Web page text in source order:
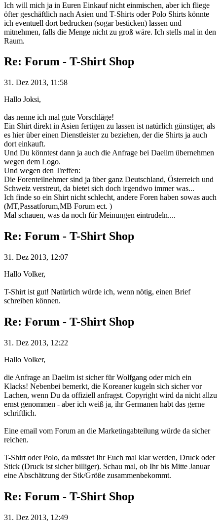
Ich will mich ja in Euren Einkauf nicht einmischen, aber ich fliege
öfter geschäftlich nach Asien und T-Shirts oder Polo Shirts könnte
ich eventuell dort bedrucken (sogar besticken) lassen und
mitnehmen, falls die Menge nicht zu groß wäre. Ich stells mal in den
Raum.
Re: Forum - T-Shirt Shop
31. Dez 2013, 11:58
Hallo Joksi,
das nenne ich mal gute Vorschläge!
Ein Shirt direkt in Asien fertigen zu lassen ist natürlich günstiger, als
es hier über einen Dienstleister zu beziehen, der die Shirts ja auch
dort einkauft.
Und Du könntest dann ja auch die Anfrage bei Daelim übernehmen
wegen dem Logo.
Und wegen den Treffen:
Die Forenteilnehmer sind ja über ganz Deutschland, Österreich und
Schweiz verstreut, da bietet sich doch irgendwo immer was...
Ich finde so ein Shirt nicht schlecht, andere Foren haben sowas auch
(MT,Passatforum,MB Forum ect. )
Mal schauen, was da noch für Meinungen eintrudeln....
Re: Forum - T-Shirt Shop
31. Dez 2013, 12:07
Hallo Volker,
T-Shirt ist gut! Natürlich würde ich, wenn nötig, einen Brief
schreiben können.
Re: Forum - T-Shirt Shop
31. Dez 2013, 12:22
Hallo Volker,
die Anfrage an Daelim ist sicher für Wolfgang oder mich ein
Klacks! Nebenbei bemerkt, die Koreaner kugeln sich sicher vor
Lachen, wenn Du da offiziell anfragst. Copyright wird da nicht allzu
ernst genommen - aber ich weiß ja, ihr Germanen habt das gerne
schriftlich.
Eine email vom Forum an die Marketingabteilung würde da sicher
reichen.
T-Shirt oder Polo, da müsstet Ihr Euch mal klar werden, Druck oder
Stick (Druck ist sicher billiger). Schau mal, ob Ihr bis Mitte Januar
eine Abschätzung der Stk/Größe zusammenbekommt.
Re: Forum - T-Shirt Shop
31. Dez 2013, 12:49